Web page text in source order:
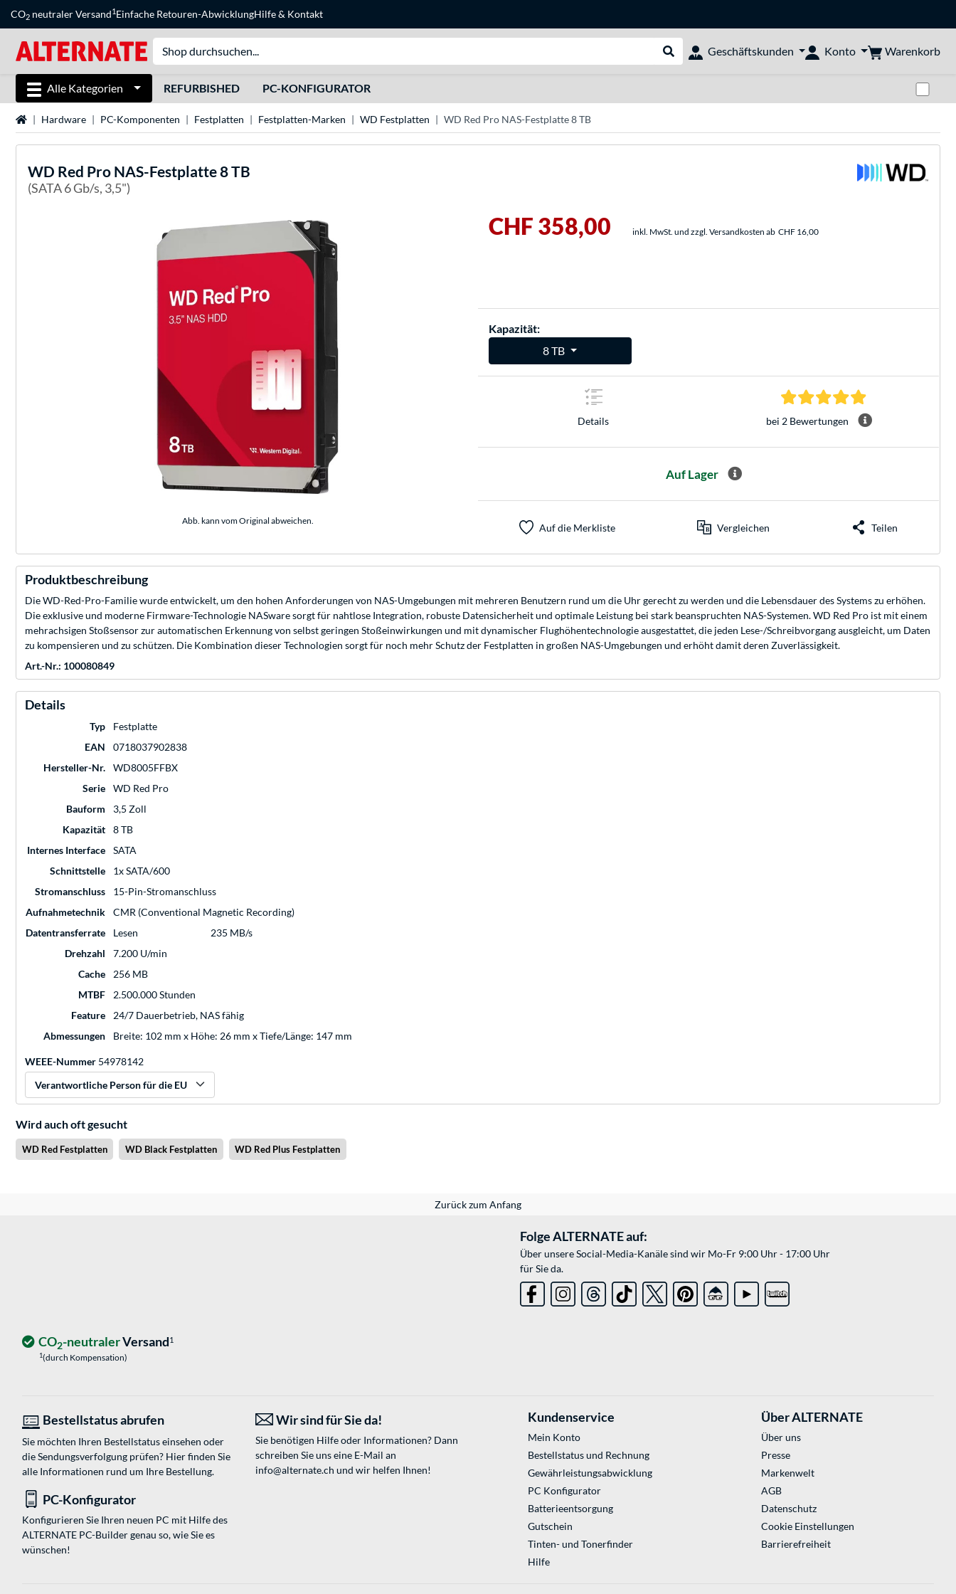
CO2 neutraler Versand1Einfache Retouren-AbwicklungHilfe& Kontakt
Suche durchführen
Geschäftskunden Konto Warenkorb
Alle Kategorien REFURBISHED PC-KONFIGURATOR
StartseiteHardware PC-Komponenten Festplatten Festplatten-Marken WD Festplatten WD Red Pro NAS-Festplatte 8 TB
WD Red Pro NAS-Festplatte 8 TB
(SATA 6 Gb/s, 3,5")
Abb. kann vom Original abweichen.
CHF 358,00 inkl. MwSt. und zzgl. Versandkosten ab CHF 16,00
Kapazität:
8 TB
Details
5.0 Sterne bei 2
bei 2 Bewertungen
Auf Lager
Auf die Merkliste Vergleichen Teilen
Produktbeschreibung
Die WD-Red-Pro-Familie wurde entwickelt, um den hohen Anforderungen von NAS-Umgebungen mit mehreren Benutzern rund um die Uhr gerecht zu werden und die Lebensdauer des Systems zu erhöhen.
Die exklusive und moderne Firmware-Technologie NASware sorgt für nahtlose Integration, robuste Datensicherheit und optimale Leistung bei stark beanspruchten NAS-Systemen. WD Red Pro ist mit einem
mehrachsigen Stoßsensor zur automatischen Erkennung von selbst geringen Stoßeinwirkungen und mit dynamischer Flughöhentechnologie ausgestattet, die jeden Lese-/Schreibvorgang ausgleicht, um Daten
zu kompensieren und zu schützen. Die Kombination dieser Technologien sorgt für noch mehr Schutz der Festplatten in großen NAS-Umgebungen und erhöht damit deren Zuverlässigkeit.
Art.-Nr.: 100080849
Details
Typ
Festplatte
EAN
0718037902838
Hersteller-Nr.
WD8005FFBX
Serie
WD Red Pro
Bauform
3,5 Zoll
Kapazität
8 TB
Internes Interface
SATA
Schnittstelle
1x SATA/600
Stromanschluss
15-Pin-Stromanschluss
Aufnahmetechnik
CMR (Conventional Magnetic Recording)
Datentransferrate
Lesen
235 MB/s
Drehzahl
7.200 U/min
Cache
256 MB
MTBF
2.500.000 Stunden
Feature
24/7 Dauerbetrieb, NAS fähig
Abmessungen
Breite: 102 mm x Höhe: 26 mm x Tiefe/Länge: 147 mm
WEEE-Nummer 54978142
Verantwortliche Person für die EU
Wird auch oft gesucht
WD Red Festplatten WD Black Festplatten WD Red Plus Festplatten
Zurück zum Anfang
Folge ALTERNATE auf:
Über unsere Social-Media-Kanäle sind wir Mo-Fr 9:00 Uhr - 17:00 Uhr
für Sie da.
CO2-neutralerVersand1
1(durch Kompensation)
Bestellstatus abrufen
Sie möchten Ihren Bestellstatus einsehen oder
die Sendungsverfolgung prüfen? Hier finden Sie
alle Informationen rund um Ihre Bestellung.
Wir sind für Sie da!
Sie benötigen Hilfe oder Informationen? Dann
schreiben Sie uns eine E-Mail an
info@alternate.ch und wir helfen Ihnen!
PC-Konfigurator
Konfigurieren Sie Ihren neuen PC mit Hilfe des
ALTERNATE PC-Builder genau so, wie Sie es
wünschen!
Kundenservice
Mein Konto
Bestellstatus und Rechnung
Gewährleistungsabwicklung
PC Konfigurator
Batterieentsorgung
Gutschein
Tinten- und Tonerfinder
Hilfe
Über ALTERNATE
Über uns
Presse
Markenwelt
AGB
Datenschutz
Cookie Einstellungen
Barrierefreiheit